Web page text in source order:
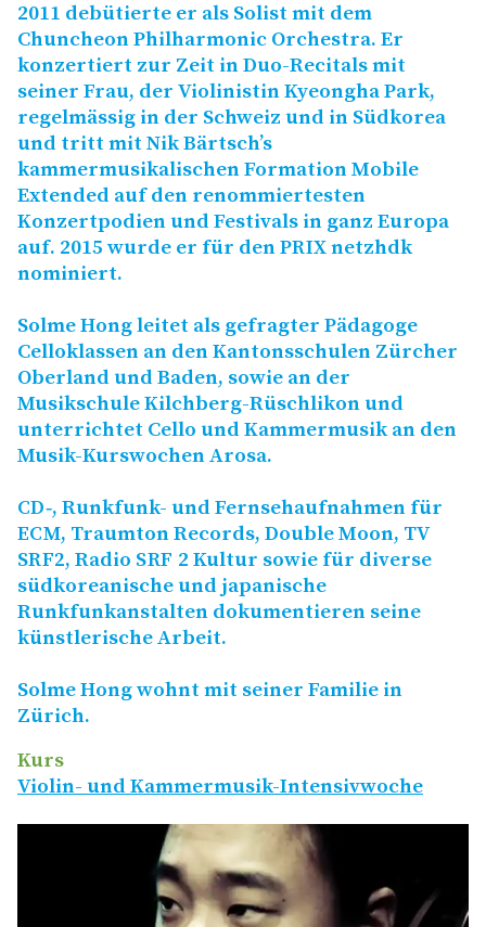
2011 debütierte er als Solist mit dem
Chuncheon Philharmonic Orchestra. Er
konzertiert zur Zeit in Duo-Recitals mit
seiner Frau, der Violinistin Kyeongha Park,
regelmässig in der Schweiz und in Südkorea
und tritt mit Nik Bärtsch’s
kammermusikalischen Formation Mobile
Extended auf den renommiertesten
Konzertpodien und Festivals in ganz Europa
auf. 2015 wurde er für denPRIXnetzhdk
nominiert.
Solme Hong leitet als gefragter Pädagoge
Celloklassen an den Kantonsschulen Zürcher
Oberland und Baden, sowie an der
Musikschule Kilchberg-Rüschlikon und
unterrichtet Cello und Kammermusik an den
Musik-Kurswochen Arosa.
CD‑, Runkfunk- und Fernsehaufnahmen für
ECM, Traumton Records, Double Moon, TV
SRF2, Radio SRF 2 Kultur sowie für diverse
südkoreanische und japanische
Runkfunkanstalten dokumentieren seine
künstlerische Arbeit.
Solme Hong wohnt mit seiner Familie in
Zürich.
Kurs
Violin- und Kammermusik-Intensivwoche